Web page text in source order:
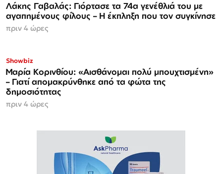
Λάκης Γαβαλάς: Γιόρτασε τα 74α γενέθλιά του με
αγαπημένους φίλους – Η έκπληξη που τον συγκίνησε
πριν 4 ώρες
Showbiz
Μαρία Κορινθίου: «Αισθάνομαι πολύ μπουχτισμένη»
– Γιατί απομακρύνθηκε από τα φώτα της
δημοσιότητας
πριν 4 ώρες